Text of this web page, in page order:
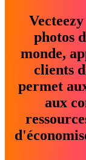
photos
monde,
clients
permet
aux